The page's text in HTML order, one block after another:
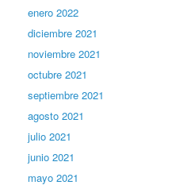
enero 2022
diciembre 2021
noviembre 2021
octubre 2021
septiembre 2021
agosto 2021
julio 2021
junio 2021
mayo 2021